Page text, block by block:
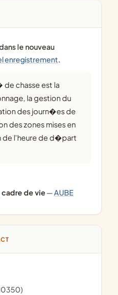
enregistrement.
la gestion du
des journ�es de
des zones mises en
de l'heure de d�part
cadre de vie—AUBE